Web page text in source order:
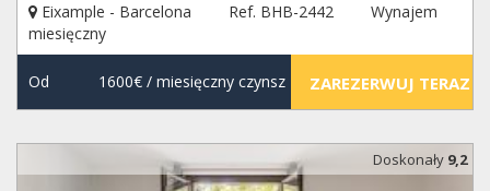
Eixample - Barcelona
Ref. BHB-2442
Wynajem
miesięczny
Od 1600€/ miesięczny czynsz ZAREZERWUJ TERAZ
Doskonały 9,2